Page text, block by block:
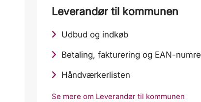
Leverandør til kommunen
Udbud og indkøb
Betaling, fakturering og EAN-numre
Håndværkerlisten
Se mere om Leverandør til kommunen